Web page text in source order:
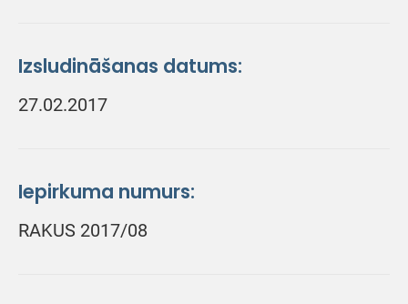
Izsludināšanas datums:
27.02.2017
Iepirkuma numurs:
RAKUS 2017/08